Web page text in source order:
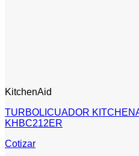
KitchenAid
TURBOLICUADOR
KHBC212ER
Cotizar